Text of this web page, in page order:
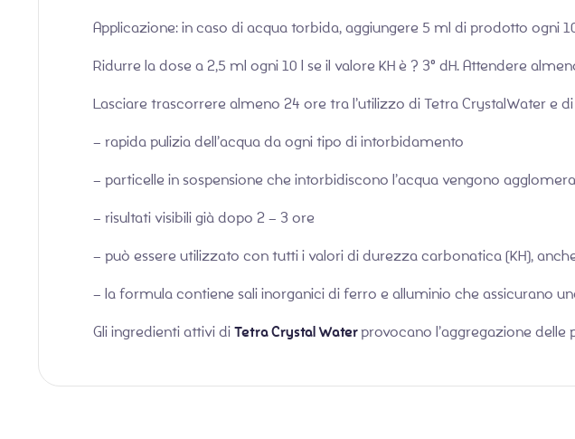
Applicazione: in caso di acqua torbida, aggiungere 5 ml di prodotto ogni
Ridurre la dose a 2,5 ml ogni 10 l se il valore KH è ? 3° dH. Attendere
Lasciare trascorrere almeno 24 ore tra l’utilizzo di Tetra CrystalWater e
– rapida pulizia dell’acqua da ogni tipo di intorbidamento
– particelle in sospensione che intorbidiscono l’acqua vengono
– risultati visibili già dopo 2 – 3 ore
– può essere utilizzato con tutti i valori di durezza carbonatica (KH),
– la formula contiene sali inorganici di ferro e alluminio che assicurano
Gli ingredienti attivi diTetra Crystal Waterprovocano l’aggregazione